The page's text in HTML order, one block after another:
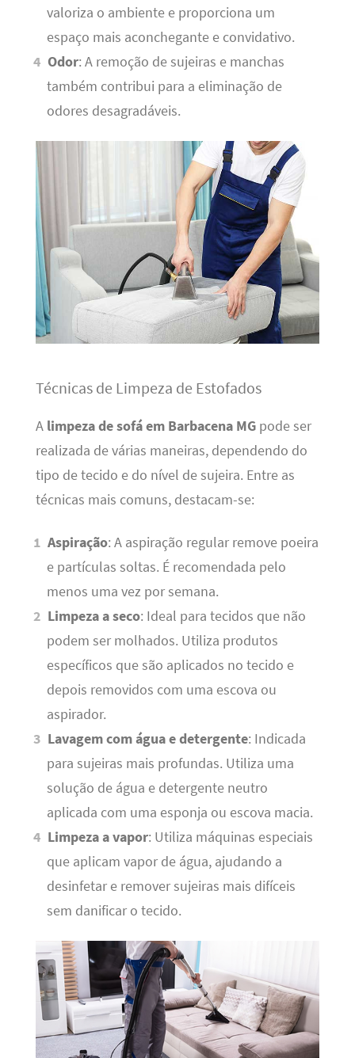
valoriza o ambiente e proporciona um
espaço mais aconchegante e convidativo.
Odor: A remoção de sujeiras e manchas
também contribui para a eliminação de
odores desagradáveis.
Técnicas de Limpeza de Estofados
A limpeza de sofá em Barbacena MGpode ser
realizada de várias maneiras, dependendo do
tipo de tecido e do nível de sujeira. Entre as
técnicas mais comuns, destacam-se:
Aspiração: A aspiração regular remove poeira
e partículas soltas. É recomendada pelo
menos uma vez por semana.
Limpeza a seco: Ideal para tecidos que não
podem ser molhados. Utiliza produtos
específicos que são aplicados no tecido e
depois removidos com uma escova ou
aspirador.
Lavagem com água e detergente: Indicada
para sujeiras mais profundas. Utiliza uma
solução de água e detergente neutro
aplicada com uma esponja ou escova macia.
Limpeza a vapor: Utiliza máquinas especiais
que aplicam vapor de água, ajudando a
desinfetar e remover sujeiras mais difíceis
sem danificar o tecido.